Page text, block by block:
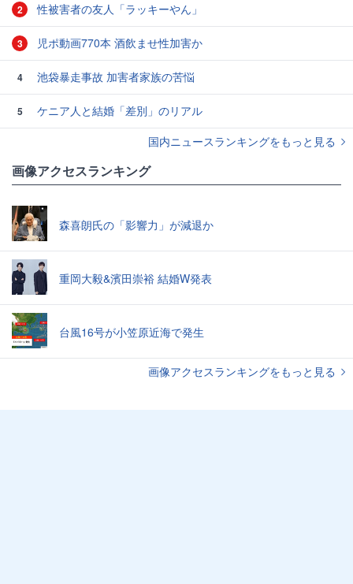
2 性被害者の友人「ラッキーやん」
3 児ポ動画770本 酒飲ませ性加害か
4 池袋暴走事故 加害者家族の苦悩
5
ケニア人と結婚「差別」のリアル
国内ニュースランキングをもっと見る
画像アクセスランキング
森喜朗氏の「影響力」が減退か
重岡大毅&濱田崇裕 結婚W発表
台風16号が小笠原近海で発生
画像アクセスランキングをもっと見る